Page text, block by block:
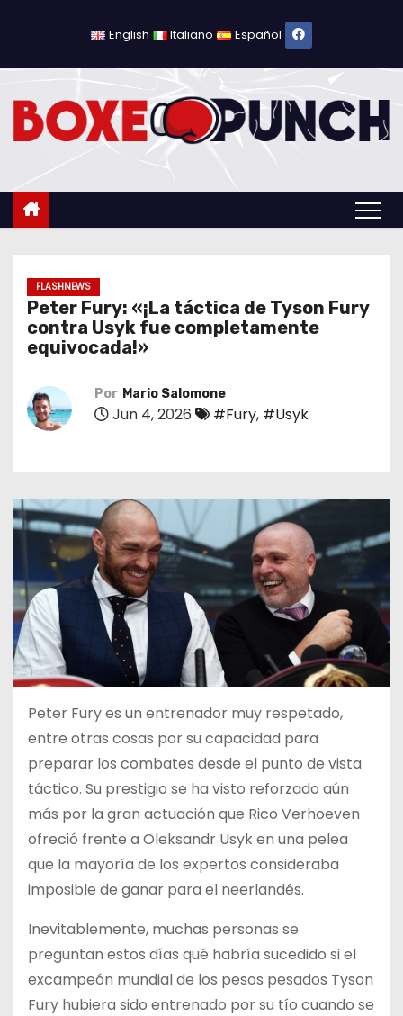
l
English Italiano Español
FLASHNEWS
Peter Fury: «¡La táctica de Tyson Fury
contra Usyk fue completamente
equivocada!»
Por Mario Salomone
Jun 4, 2026 #Fury, #Usyk
Peter Fury es un entrenador muy respetado,
entre otras cosas por su capacidad para
preparar los combates desde el punto de vista
táctico. Su prestigio se ha visto reforzado aún
más por la gran actuación que Rico Verhoeven
ofreció frente a Oleksandr Usyk en una pelea
que la mayoría de los expertos consideraba
imposible de ganar para el neerlandés.
Inevitablemente, muchas personas se
preguntan estos días qué habría sucedido si el
excampeón mundial de los pesos pesados Tyson
Fury hubiera sido entrenado por su tío cuando se